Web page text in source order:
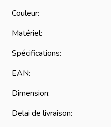
Couleur:
Matériel:
Spécifications:
EAN:
Dimension:
Delai de livraison: